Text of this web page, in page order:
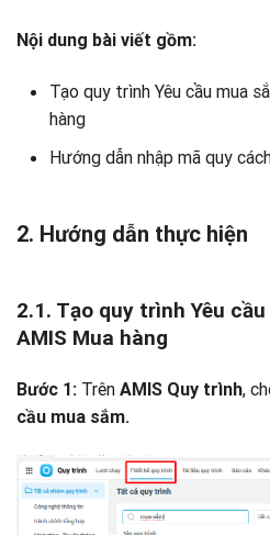
Nội dung bài viết gồm:
Tạo quy trình Yêu cầu mua
hàng
Hướng dẫn nhập mã quy
2. Hướng dẫn thực hiện
2.1. Tạo quy trình Yêu
AMIS Mua hàng
Bước 1: Trên AMIS Quy trình,
cầu mua sắm.